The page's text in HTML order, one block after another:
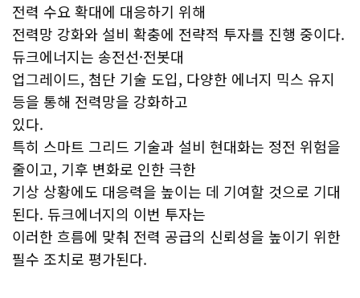
전력 수요 확대에 대응하기 위해
전력망 강화와 설비 확충에 전략적 투자를 진행 중이다.
듀크에너지는 송전선·전봇대
업그레이드, 첨단 기술 도입, 다양한 에너지 믹스 유지
등을 통해 전력망을 강화하고
있다.
특히 스마트 그리드 기술과 설비 현대화는 정전 위험을
줄이고, 기후 변화로 인한 극한
기상 상황에도 대응력을 높이는 데 기여할 것으로 기대
된다. 듀크에너지의 이번 투자는
이러한 흐름에 맞춰 전력 공급의 신뢰성을 높이기 위한
필수 조치로 평가된다.